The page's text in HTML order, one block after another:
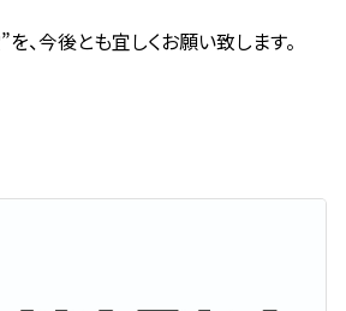
、今後とも宜しくお願い致します。